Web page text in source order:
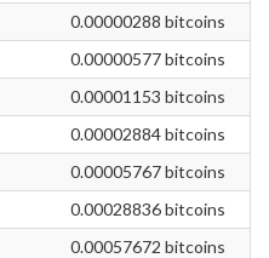
0.00000288 bitcoins
0.00000577 bitcoins
0.00001153 bitcoins
0.00002884 bitcoins
0.00005767 bitcoins
0.00028836 bitcoins
0.00057672 bitcoins